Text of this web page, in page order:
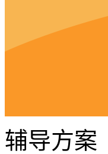
辅导方案